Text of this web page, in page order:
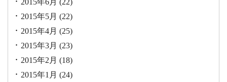
2015年6月 (22)
2015年5月 (22)
2015年4月 (25)
2015年3月 (23)
2015年2月 (18)
2015年1月 (24)